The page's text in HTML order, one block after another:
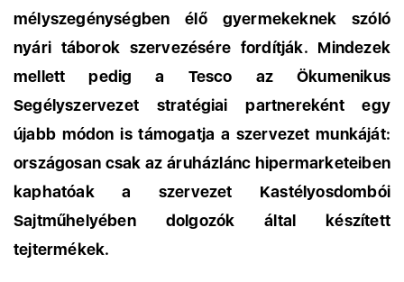
mélyszegénységben élő gyermekeknek szóló
nyári táborok szervezésére fordítják. Mindezek
mellett pedig a Tesco az Ökumenikus
Segélyszervezet stratégiai partnereként egy
újabb módon is támogatja a szervezet munkáját:
országosan csak az áruházlánc hipermarketeiben
kaphatóak a szervezet Kastélyosdombói
Sajtműhelyében dolgozók által készített
tejtermékek.